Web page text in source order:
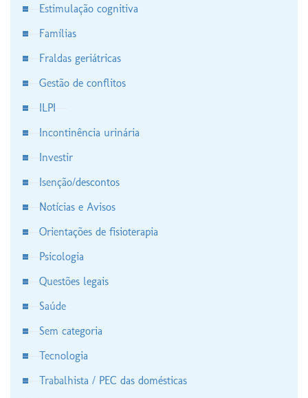
Estimulação cognitiva
Famílias
Fraldas geriátricas
Gestão de conflitos
ILPI
Incontinência urinária
Investir
Isenção/descontos
Notícias e Avisos
Orientações de fisioterapia
Psicologia
Questões legais
Saúde
Sem categoria
Tecnologia
Trabalhista / PEC das domésticas